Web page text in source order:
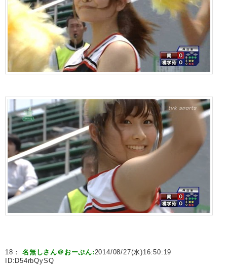
18：名無しさん＠おーぷん:2014/08/27(水)16:50:19
ID: D54rbQySQ